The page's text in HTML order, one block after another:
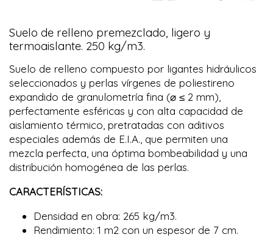
Suelo de relleno premezclado, ligero y
termoaislante. 250 kg/m3.
Suelo de relleno compuesto por ligantes hidráulicos
seleccionados y perlas vírgenes de poliestireno
expandido de granulometría fina (⌀ ≤ 2 mm),
perfectamente esféricas y con alta capacidad de
aislamiento térmico, pretratadas con aditivos
especiales además de E.I.A., que permiten una
mezcla perfecta, una óptima bombeabilidad y una
distribución homogénea de las perlas.
CARACTERÍSTICAS:
Densidad en obra: 265 kg/m3.
Rendimiento: 1 m2 con un espesor de 7 cm.